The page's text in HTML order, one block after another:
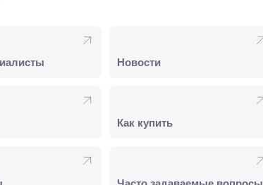
Новости
Как купить